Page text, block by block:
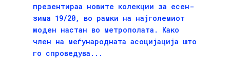
презентираа новите колекции за есен-
зима 19/20, во рамки на најголемиот
моден настан во метрополата. Како
член на меѓународната асоцијација што
го спроведува...